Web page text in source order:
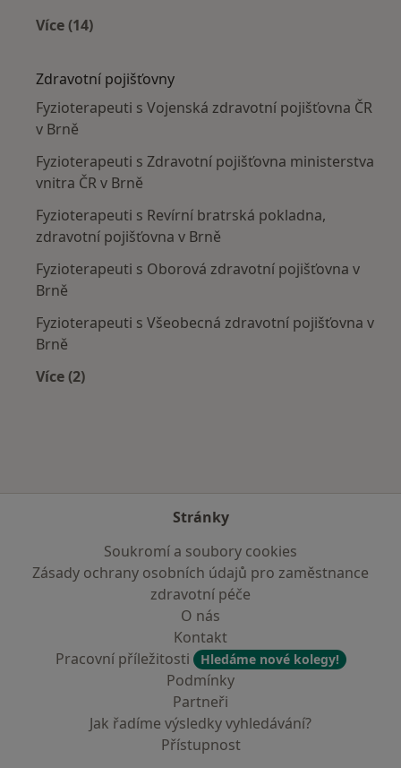
Více (14)
Zdravotní pojišťovny
Fyzioterapeuti s Vojenská zdravotní pojišťovna ČR
v Brně
Fyzioterapeuti s Zdravotní pojišťovna ministerstva
vnitra ČR v Brně
Fyzioterapeuti s Revírní bratrská pokladna,
zdravotní pojišťovna v Brně
Fyzioterapeuti s Oborová zdravotní pojišťovna v
Brně
Fyzioterapeuti s Všeobecná zdravotní pojišťovna v
Brně
Více (2)
Stránky
Soukromí a soubory cookies
Zásady ochrany osobních údajů pro zaměstnance
zdravotní péče
O nás
Kontakt
Pracovní příležitosti
Hledáme nové kolegy!
Podmínky
Partneři
Jak řadíme výsledky vyhledávání?
Přístupnost